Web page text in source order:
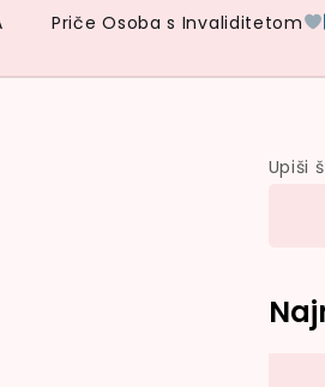
Priče Osoba s Invaliditetom
Upiši